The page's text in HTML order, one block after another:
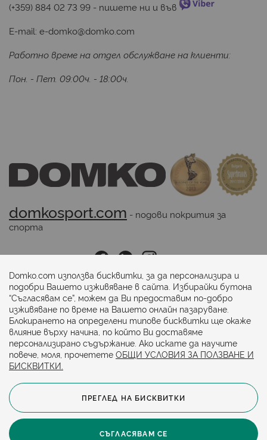
(+359) 884 02 73 99 - пишете ни и във
E-mail: e-domko@domko.com
Работно време на отдел обслужване на клиенти:
Пон. - Пет. 09:00ч. - 18:00ч.
domkosport.com - подови покрития за
спорта
Последвайте ни:
Начини на плащане:
© 2024. Всички права запазени.
Общи условия
Политика за бисквитки
Domko.com използва бисквитки, за да персонализира и
подобри Вашето изживяване в сайта. Избирайки бутона
“Съгласявам се”, можем да Ви предоставим по-добро
изживяване по време на Вашето онлайн пазаруване.
Блокирането на определени типове бисквитки ще окаже
влияние върху начина, по който Ви доставяме
персонализирано съдържание. Ако искате да научите
повече, моля, прочетете ОБЩИ УСЛОВИЯ ЗА ПОЛЗВАНЕ И
БИСКВИТКИ.
СЪГЛАСЯВАМ СЕ
ПРЕГЛЕД НА БИСКВИТКИ